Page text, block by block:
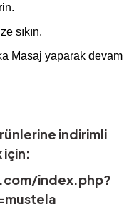
sıkın.
Masaj yaparak devam
indirimli
için:
index.php?